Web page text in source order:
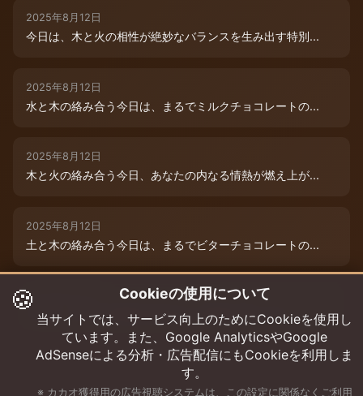
2025年8月12日
今日は、木と火の相性が絶妙なバランスを生み出す特別...
2025年8月12日
水と木の絡み合う今日は、まるでミルクチョコレートの...
2025年8月12日
木と火の絡み合う今日、あなたの内なる情熱が燃え上が...
2025年8月12日
土と木の絡み合う今日は、まるでビターチョコレートの...
2025年8月12日
今日は、水と木の微妙な絡み合いが運命を彩ります。チ...
🍪 Cookieの使用について
当サイトでは、サービス向上のためにCookieを使用し
ています。また、Google AnalyticsやGoogle
AdSenseによる分析・広告配信にもCookieを利用しま
す。
※ カカオ獲得用の広告視聴システムは、この設定に関係なくご利用